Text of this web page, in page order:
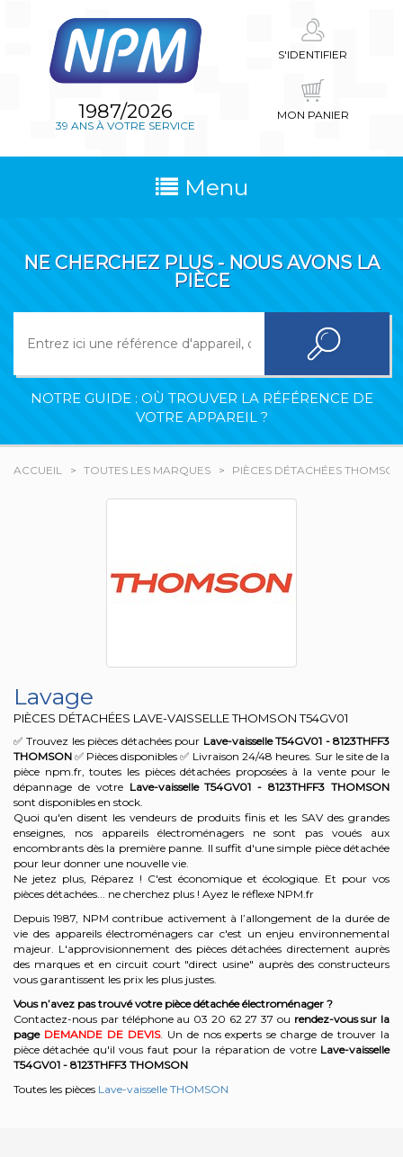
1987/2026
39 ANS À VOTRE SERVICE
S'IDENTIFIER
MON PANIER
Menu
NE CHERCHEZ PLUS - NOUS AVONS LA
PIÈCE
NOTRE GUIDE : OÙ TROUVER LA RÉFÉRENCE DE
VOTRE APPAREIL ?
ACCUEIL TOUTES LES MARQUES PIÈCES DÉTACHÉES THOMSON
Lavage
PIÈCES DÉTACHÉES LAVE-VAISSELLE THOMSONT54GV01
✅ Trouvez les pièces détachées pour Lave-vaisselle T54GV01 - 8123THFF3
THOMSON✅ Pièces disponibles ✅ Livraison 24/48 heures. Sur le site de la
pièce npm.fr, toutes les pièces détachées proposées à la vente pour le
dépannage de votre Lave-vaisselle T54GV01 - 8123THFF3 THOMSON
sont disponibles en stock.
Quoi qu'en disent les vendeurs de produits finis et les SAV des grandes
enseignes, nos appareils électroménagers ne sont pas voués aux
encombrants dès la première panne. Il suffit d'une simple pièce détachée
pour leur donner une nouvelle vie.
Ne jetez plus, Réparez ! C'est économique et écologique. Et pour vos
pièces détachées... ne cherchez plus ! Ayez le réflexe NPM.fr
Depuis 1987, NPM contribue activement à l’allongement de la durée de
vie des appareils électroménagers car c'est un enjeu environnemental
majeur. L'approvisionnement des pièces détachées directement auprès
des marques et en circuit court "direct usine" auprès des constructeurs
vous garantissent les prix les plus justes.
Vous n’avez pas trouvé votre pièce détachée électroménager ?
Contactez-nous par téléphone au 03 20 62 27 37 ou rendez-vous sur la
page DEMANDE DE DEVIS. Un de nos experts se charge de trouver la
pièce détachée qu'il vous faut pour la réparation de votre Lave-vaisselle
T54GV01 - 8123THFF3 THOMSON
Toutes les pièces Lave-vaisselle THOMSON